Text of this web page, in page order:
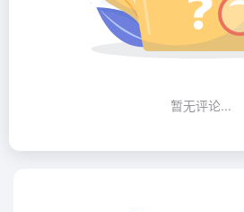
暂无评论...